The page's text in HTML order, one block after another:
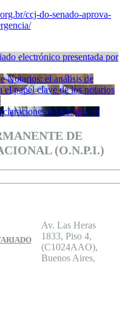
ccj-do-senado-aprova-
electrónico presentada por
Notarios: el análisis de
papel clave de los notarios
de testigos en
DE
(O.N.P.I.)
Av. Las Heras
1833, Piso 4,
(C1024AAO),
Buenos Aires,